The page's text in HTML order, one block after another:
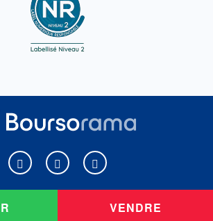
VENDRE
Boursorama sur Facebook
Boursorama sur XBoursorama sur